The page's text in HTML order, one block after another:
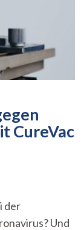
CureVac
der
Und